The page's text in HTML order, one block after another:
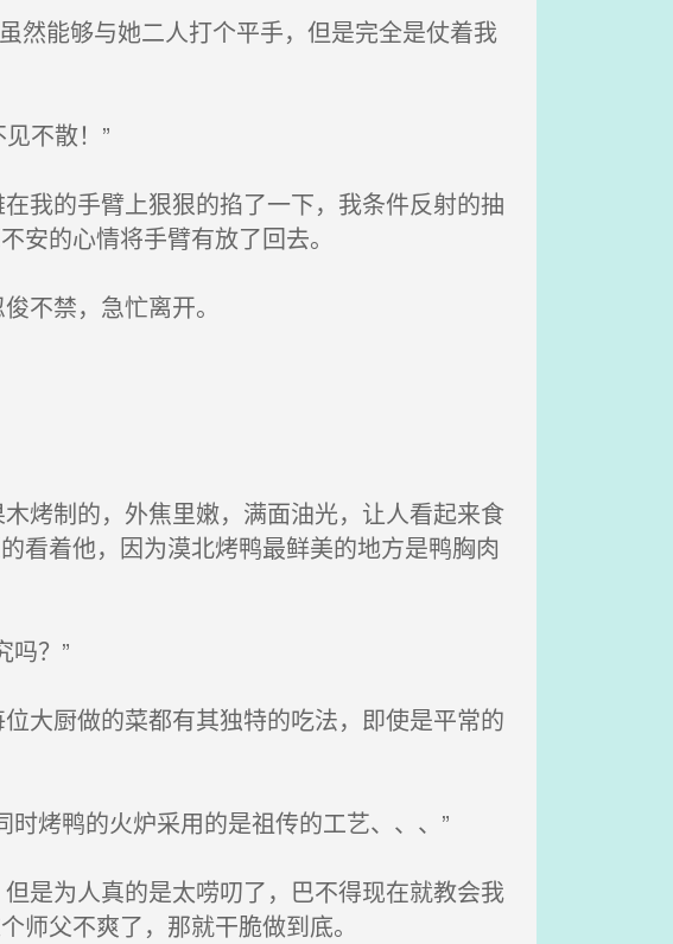
然能够与她二人打个平手，但是完全是仗着我
不散！”
我的手臂上狠狠的掐了一下，我条件反射的抽
安的心情将手臂有放了回去。
不禁，急忙离开。
烤制的，外焦里嫩，满面油光，让人看起来食
看着他，因为漠北烤鸭最鲜美的地方是鸭胸肉
吗？”
大厨做的菜都有其独特的吃法，即使是平常的
烤鸭的火炉采用的是祖传的工艺、、、”
是为人真的是太唠叨了，巴不得现在就教会我
师父不爽了，那就干脆做到底。